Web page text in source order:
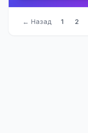
← Назад 1 2